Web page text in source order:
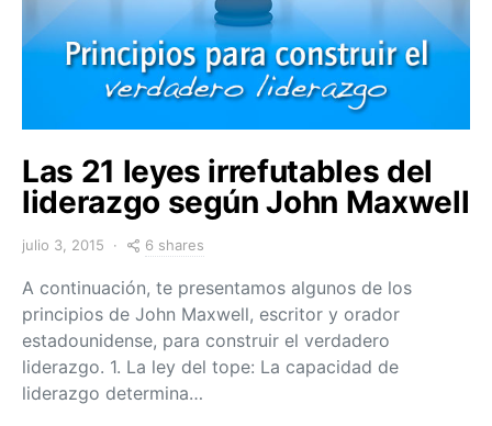
Las 21 leyes irrefutables del
liderazgo según John Maxwell
julio 3, 2015 6 shares
A continuación, te presentamos algunos de los
principios de John Maxwell, escritor y orador
estadounidense, para construir el verdadero
liderazgo. 1. La ley del tope: La capacidad de
liderazgo determina…